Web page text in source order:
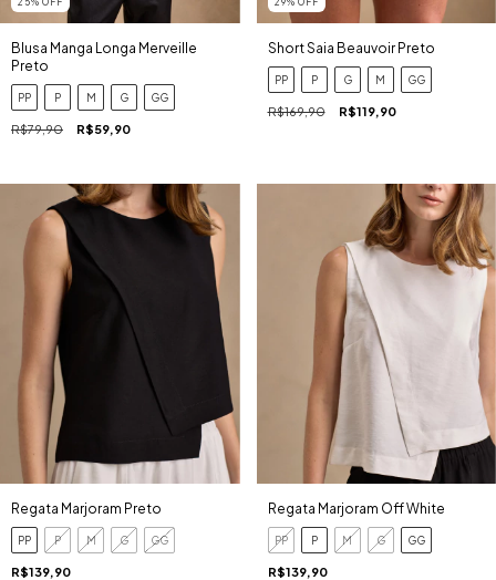
25% OFF
Blusa Manga Longa Merveille
Preto
PP P M G GG
R$79,90 R$59,90
29% OFF
Short Saia Beauvoir Preto
PP P G M GG
R$169,90 R$119,90
Regata Marjoram Preto
PP P M G GG
R$139,90
Regata Marjoram Off White
PP P M G GG
R$139,90